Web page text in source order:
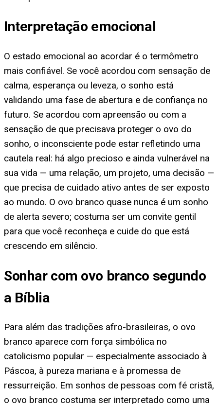
Interpretação emocional
O estado emocional ao acordar é o termômetro
mais confiável. Se você acordou com sensação de
calma, esperança ou leveza, o sonho está
validando uma fase de abertura e de confiança no
futuro. Se acordou com apreensão ou com a
sensação de que precisava proteger o ovo do
sonho, o inconsciente pode estar refletindo uma
cautela real: há algo precioso e ainda vulnerável na
sua vida — uma relação, um projeto, uma decisão —
que precisa de cuidado ativo antes de ser exposto
ao mundo. O ovo branco quase nunca é um sonho
de alerta severo; costuma ser um convite gentil
para que você reconheça e cuide do que está
crescendo em silêncio.
Sonhar com ovo branco segundo
a Bíblia
Para além das tradições afro-brasileiras, o ovo
branco aparece com força simbólica no
catolicismo popular — especialmente associado à
Páscoa, à pureza mariana e à promessa de
ressurreição. Em sonhos de pessoas com fé cristã,
o ovo branco costuma ser interpretado como uma